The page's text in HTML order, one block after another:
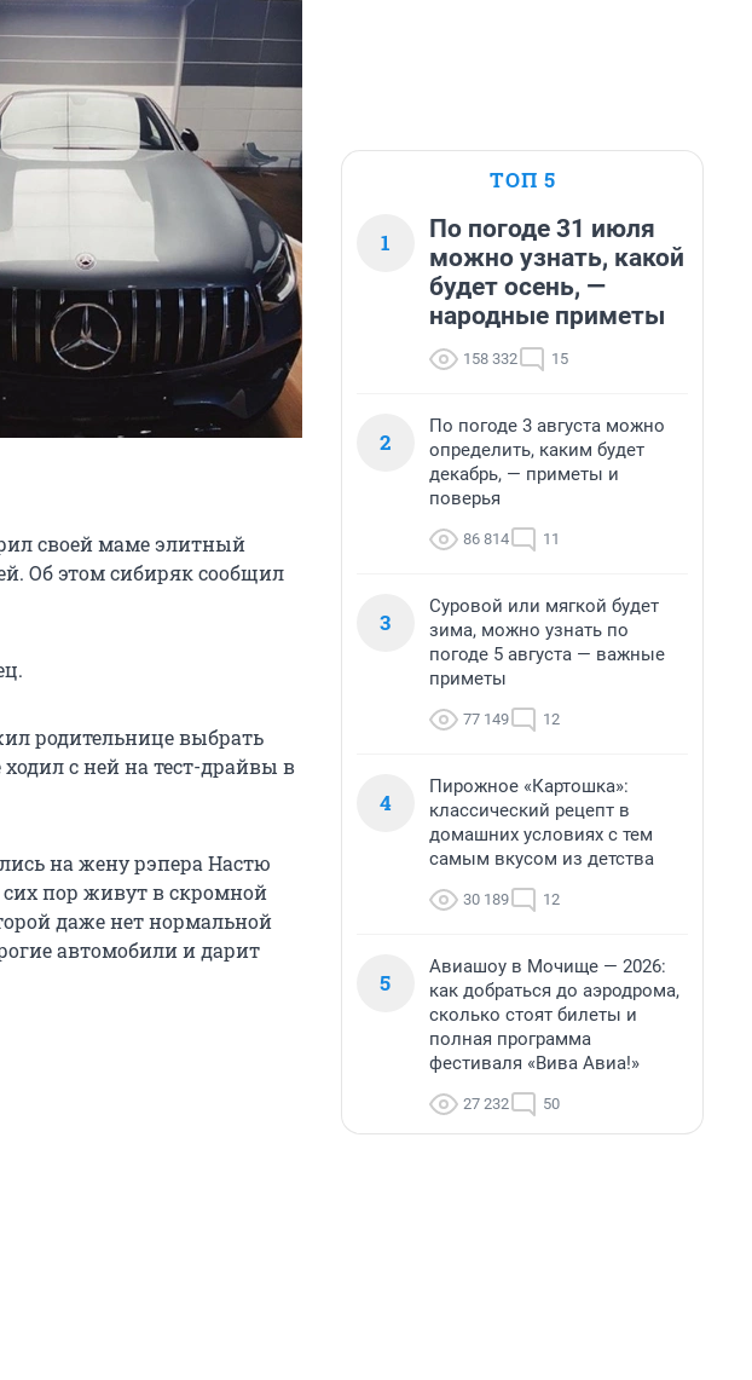
своей маме элитный
Об этом сибиряк сообщил
родительнице выбрать
с ней на тест-драйвы в
на жену рэпера Настю
пор живут в скромной
даже нет нормальной
автомобили и дарит
ТОП 5
1
По погоде 31 июля
можно узнать, какой
будет осень, —
народные приметы
158 332 15
2
По погоде 3 августа можно
определить, каким будет
декабрь, — приметы и
поверья
86 814 11
3
Суровой или мягкой будет
зима, можно узнать по
погоде 5 августа — важные
приметы
77 149 12
4
Пирожное «Картошка»:
классический рецепт в
домашних условиях с тем
самым вкусом из детства
30 189 12
5
Авиашоу в Мочище — 2026:
как добраться до аэродрома,
сколько стоят билеты и
полная программа
фестиваля «Вива Авиа!»
27 232 50